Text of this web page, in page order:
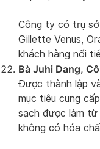
Công ty có trụ
Gillette Venus,
khách hàng nổi
Bà Juhi Dang,
Được thành lập
mục tiêu cung
sạch được làm
không có hóa